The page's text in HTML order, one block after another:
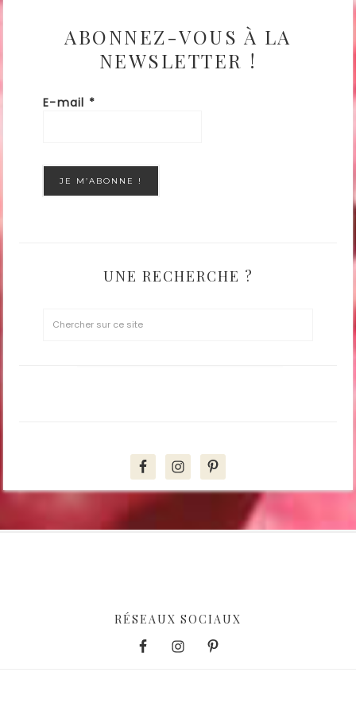
ABONNEZ-VOUS À LA
NEWSLETTER !
E-mail *
UNE RECHERCHE ?
RÉSEAUX SOCIAUX